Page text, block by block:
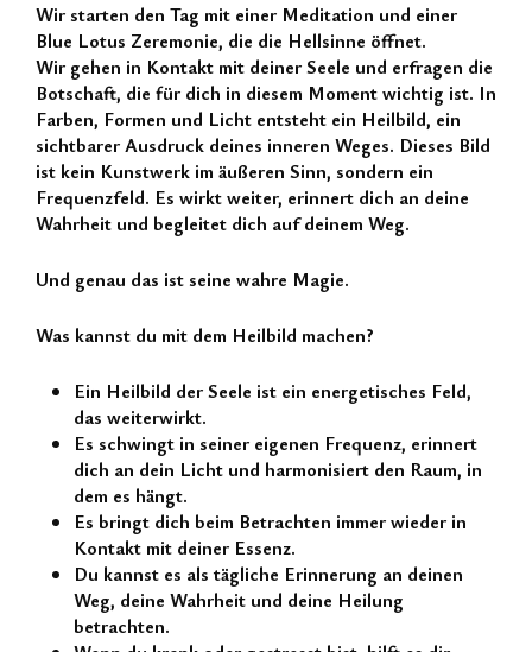
Wir starten den Tag mit einer Meditation und einer
Blue Lotus Zeremonie, die die Hellsinne öffnet.
Wir gehen in Kontakt mit deiner Seele und erfragen die
Botschaft, die für dich in diesem Moment wichtig ist. In
Farben, Formen und Licht entsteht ein Heilbild, ein
sichtbarer Ausdruck deines inneren Weges. Dieses Bild
ist kein Kunstwerk im äußeren Sinn, sondern ein
Frequenzfeld. Es wirkt weiter, erinnert dich an deine
Wahrheit und begleitet dich auf deinem Weg.
Und genau das ist seine wahre Magie.
Was kannst du mit dem Heilbild machen?
Ein Heilbild der Seele ist ein energetisches Feld,
das weiterwirkt.
Es schwingt in seiner eigenen Frequenz, erinnert
dich an dein Licht und harmonisiert den Raum, in
dem es hängt.
Es bringt dich beim Betrachten immer wieder in
Kontakt mit deiner Essenz.
Du kannst es als tägliche Erinnerung an deinen
Weg, deine Wahrheit und deine Heilung
betrachten.